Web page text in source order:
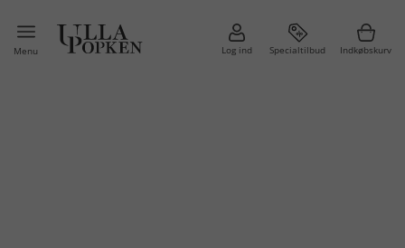
Menu Log ind Specialtilbud Indkøbskurv